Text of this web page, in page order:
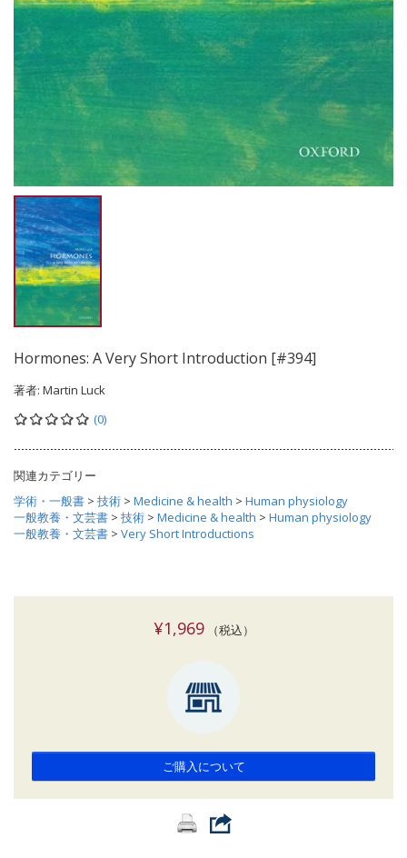
Hormones: A Very Short Introduction [#394]
著者: Martin Luck
(0)
関連カテゴリー
学術・一般書 > 技術 > Medicine & health > Human physiology
一般教養・文芸書 > 技術 > Medicine & health > Human physiology
一般教養・文芸書 > Very Short Introductions
¥1,969（税込）
ご購入について